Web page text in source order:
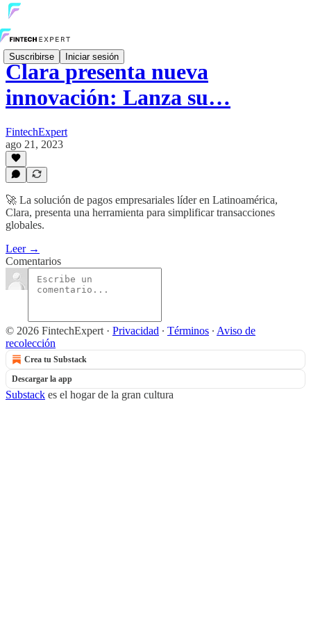
Suscribirse Iniciar sesión
Clara presenta nueva
innovación: Lanza su…
FintechExpert
ago 21, 2023
🚀 La solución de pagos empresariales líder en Latinoamérica,
Clara, presenta una herramienta para simplificar transacciones
globales.
Leer →
Comentarios
© 2026 FintechExpert · Privacidad ∙ Términos ∙ Aviso de
recolección
Crea tu Substack
Descargar la app
Substack es el hogar de la gran cultura